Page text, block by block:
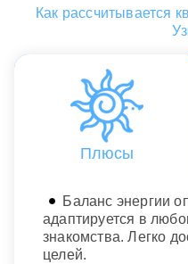
Как рассчитывается
Плюсы
Баланс энергии
адаптируется в
знакомства. Легко
целей.